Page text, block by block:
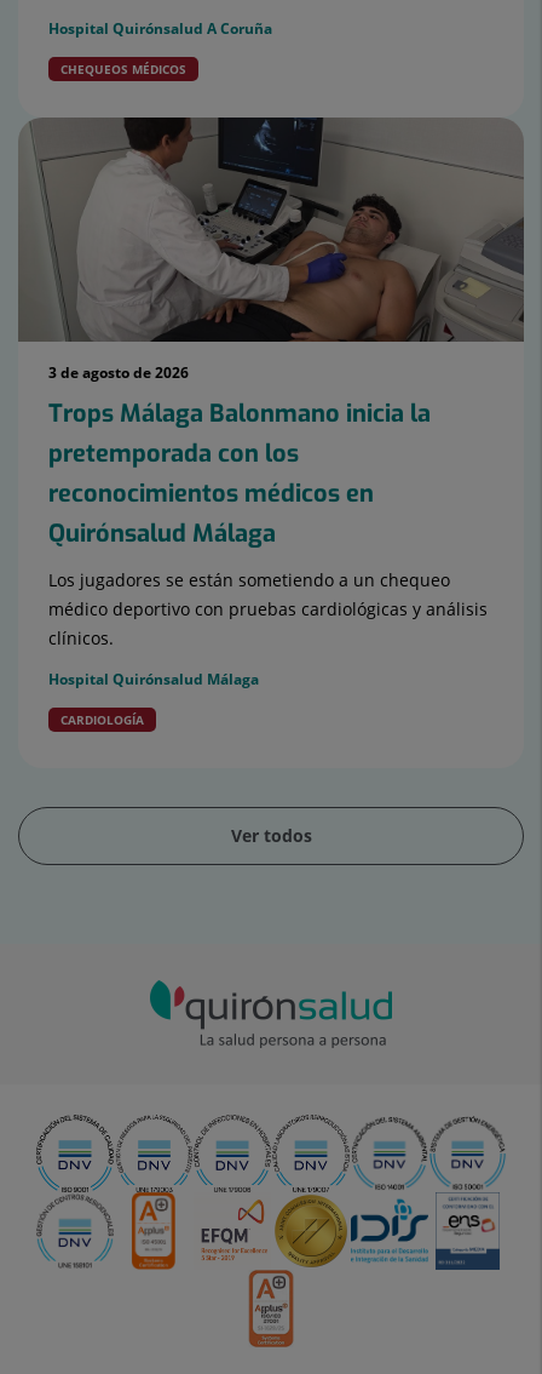
Hospital Quirónsalud A Coruña
CHEQUEOS MÉDICOS
3 de agosto de 2026
Trops Málaga Balonmano inicia la
pretemporada con los
reconocimientos médicos en
Quirónsalud Málaga
Los jugadores se están sometiendo a un chequeo
médico deportivo con pruebas cardiológicas y análisis
clínicos.
Hospital Quirónsalud Málaga
CARDIOLOGÍA
Ver todos